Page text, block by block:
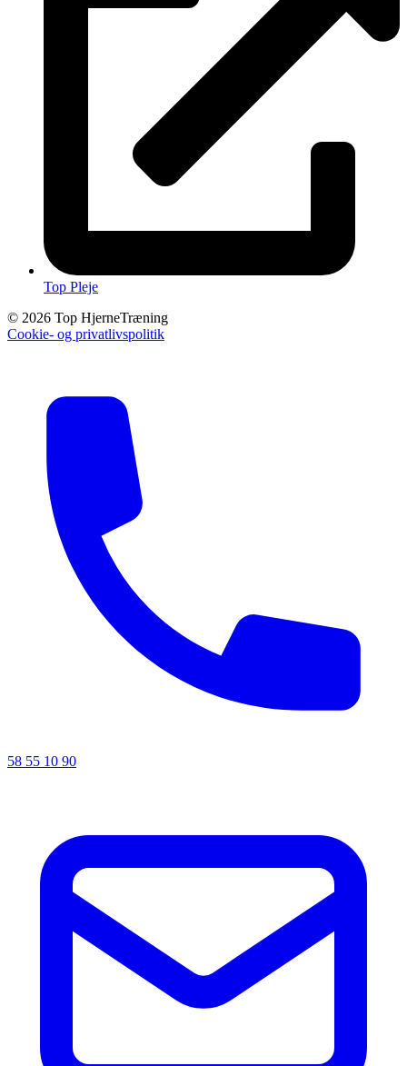
Top Pleje
© 2026 Top HjerneTræning
Cookie- og privatlivspolitik
58 55 10 90